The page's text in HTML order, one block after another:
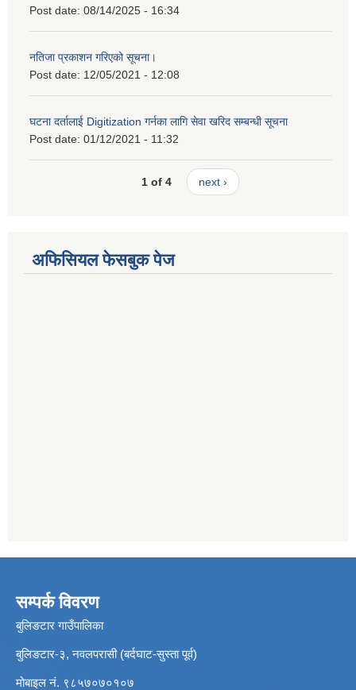
Post date: 08/14/2025 - 16:34
नतिजा प्रकाशन गरिएको सूचना।
Post date: 12/05/2021 - 12:08
घटना दर्तालाई Digitization गर्नका लागि सेवा खरिद सम्बन्धी सूचना
Post date: 01/12/2021 - 11:32
1 of 4 next ›
अफिसियल फेसबुक पेज
सम्पर्क विवरण
बुलिङटार गाउँपालिका
बुलिङटार-३, नवलपरासी (बर्दघाट-सुस्ता पूर्व)
मोबाइल नं. ९८५७०७०१०७